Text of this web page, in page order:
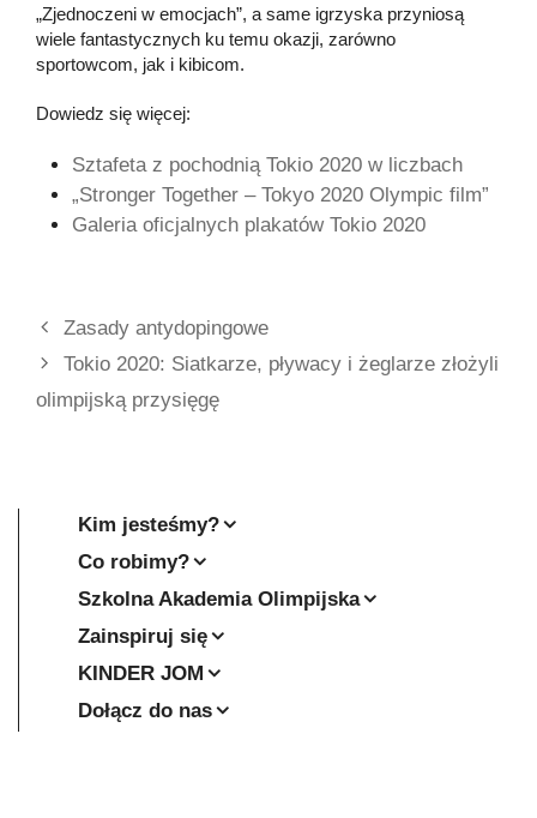
„Zjednoczeni w emocjach”, a same igrzyska przyniosą
wiele fantastycznych ku temu okazji, zarówno
sportowcom, jak i kibicom.
Dowiedz się więcej:
Sztafeta z pochodnią Tokio 2020 w liczbach
„Stronger Together – Tokyo 2020 Olympic film”
Galeria oficjalnych plakatów Tokio 2020
Zasady antydopingowe
Tokio 2020: Siatkarze, pływacy i żeglarze złożyli
olimpijską przysięgę
Kim jesteśmy?
Co robimy?
Szkolna Akademia Olimpijska
Zainspiruj się
KINDER JOM
Dołącz do nas